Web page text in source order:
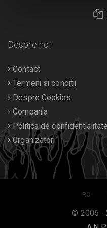
Despre noi
Contact
Termeni si conditii
Despre Cookies
Compania
Politica de confidentialitate
Organizatori
RO
© 2006 -